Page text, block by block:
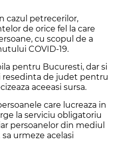
cazul petrecerilor,
de orice fel la care
cu scopul de a
COVID-19.
pentru Bucuresti, dar si
de judet pentru
aceeasi sursa.
care lucreaza in
la serviciu obligatoriu
persoanelor din mediul
urmeze acelasi